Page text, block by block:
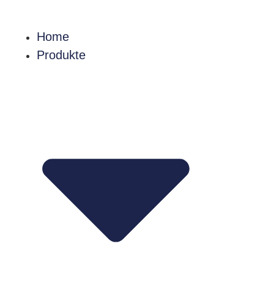
Home
Produkte